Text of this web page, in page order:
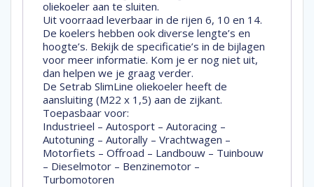
oliekoeler aan te sluiten.
Uit voorraad leverbaar in de rijen 6, 10 en 14.
De koelers hebben ook diverse lengte’s en
hoogte’s. Bekijk de specificatie’s in de bijlagen
voor meer informatie. Kom je er nog niet uit,
dan helpen we je graag verder.
De Setrab SlimLine oliekoeler heeft de
aansluiting (M22 x 1,5) aan de zijkant.
Toepasbaar voor:
Industrieel – Autosport – Autoracing –
Autotuning – Autorally – Vrachtwagen –
Motorfiets – Offroad – Landbouw – Tuinbouw
– Dieselmotor – Benzinemotor –
Turbomotoren